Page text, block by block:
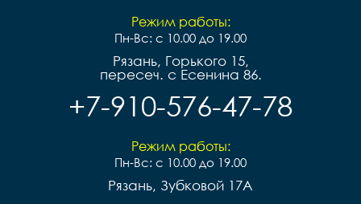
Режим работы:
Пн-Вс: с 10.00 до 19.00
Рязань, Горького 15,
пересеч. с Есенина 86.
+7-910-576-47-78
Режим работы:
Пн-Вс: с 10.00 до 19.00
Рязань, Зубковой 17А